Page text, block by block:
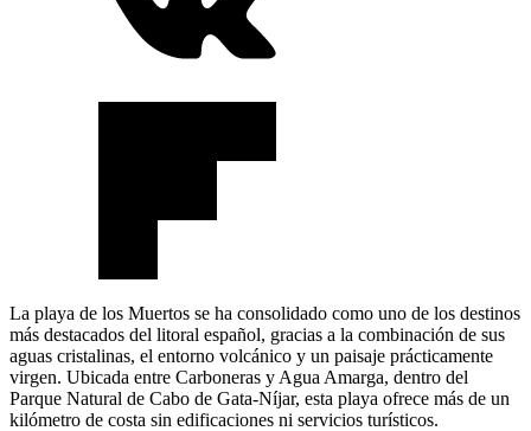
La playa de los Muertos se ha consolidado como uno de los destinos
más destacados del litoral español, gracias a la combinación de sus
aguas cristalinas, el entorno volcánico y un paisaje prácticamente
virgen. Ubicada entre Carboneras y Agua Amarga, dentro del
Parque Natural de Cabo de Gata-Níjar, esta playa ofrece más de un
kilómetro de costa sin edificaciones ni servicios turísticos.